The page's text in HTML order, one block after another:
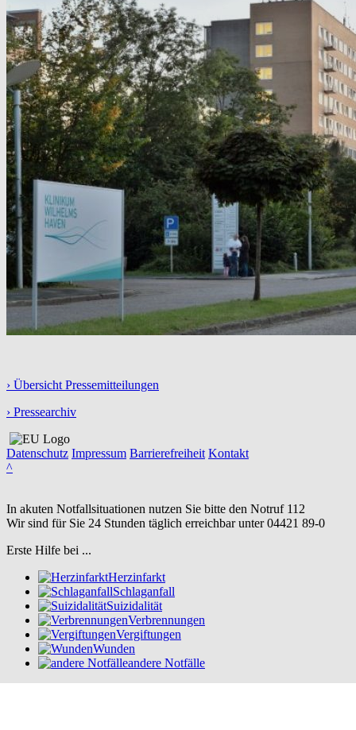
› Übersicht Pressemitteilungen
› Pressearchiv
Datenschutz Impressum Barrierefreiheit Kontakt
^
In akuten Notfallsituationen nutzen Sie bitte den Notruf 112
Wir sind für Sie 24 Stunden täglich erreichbar unter04421 89-0
Erste Hilfe bei ...
Herzinfarkt
Schlaganfall
Suizidalität
Verbrennungen
Vergiftungen
Wunden
andere Notfälle